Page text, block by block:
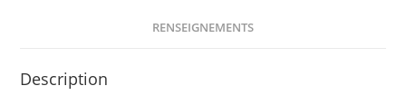
RENSEIGNEMENTS
Description